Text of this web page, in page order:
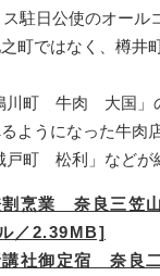
ス駐日公使のオール
町ではなく、樽井
川町 牛肉 大国」
ようになった牛肉
戸町 松利」などが
割烹業 奈良三笠
／2.39MB]
講社御定宿 奈良